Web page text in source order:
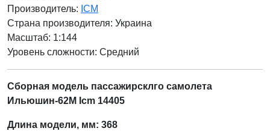
Производитель: ICM
Страна производителя: Украина
Масштаб: 1:144
Уровень сложности: Cредний
Сборная модель пассажирсклго самолета
Ильюшин-62М Icm 14405
Длина модели, мм: 368